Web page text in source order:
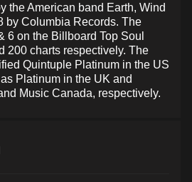
the American band Earth, Wind
by Columbia Records. The
6 on the Billboard Top Soul
200 charts respectively. The
Quintuple Platinum in the US
Platinum in the UK and
Music Canada, respectively.